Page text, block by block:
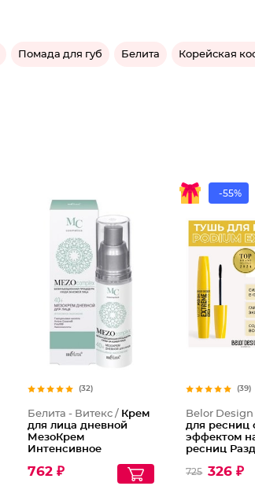
Помада для губ Белита Корейская
(32)
Белита - Витекс / Крем
для лица дневной
МезоКрем
Интенсивное
762 ₽
-55%
(39)
Belor
для ресниц
эффектом
ресниц
extreme
725 326 ₽